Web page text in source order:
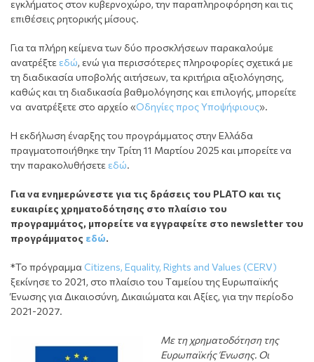
εγκλήματος στον κυβερνοχώρο, την παραπληροφόρηση και τις
επιθέσεις ρητορικής μίσους.
Για τα πλήρη κείμενα των δύο προσκλήσεων παρακαλούμε
ανατρέξτε εδώ, ενώ για περισσότερες πληροφορίες σχετικά με
τη διαδικασία υποβολής αιτήσεων, τα κριτήρια αξιολόγησης,
καθώς και τη διαδικασία βαθμολόγησης και επιλογής, μπορείτε
να ανατρέξετε στο αρχείο «Οδηγίες προς Υποψήφιους».
Η εκδήλωση έναρξης του προγράμματος στην Ελλάδα
πραγματοποιήθηκε την Τρίτη 11 Mαρτίου 2025 και μπορείτε να
την παρακολυθήσετε εδώ.
Για να ενημερώνεστε για τις δράσεις του PLATO και τις
ευκαιρίες χρηματοδότησης στο πλαίσιο του
προγραμμάτος, μπορείτε να εγγραφείτε στο newsletter του
προγράμματος εδώ.
*Το πρόγραμμα Citizens, Equality, Rights and Values (CERV)
ξεκίνησε το 2021, στο πλαίσιο του Tαμείου της Ευρωπαϊκής
Ένωσης για Δικαιοσύνη, Δικαιώματα και Αξίες, για την περίοδο
2021-2027.
Με τη χρηματοδότηση της
Ευρωπαϊκής Ένωσης. Οι